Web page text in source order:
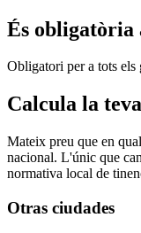
És obligatòria
Obligatori per a tots els
Calcula la
Mateix preu que en
nacional. L'únic que
normativa local de
Otras ciudades